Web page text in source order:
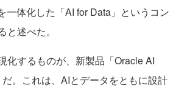
一体化した「AI for Data」というコン
と述べた。
化するものが、新製品「Oracle AI
。これは、AIとデータをともに設計